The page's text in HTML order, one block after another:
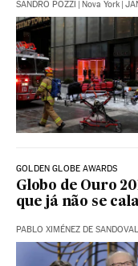
SANDRO POZZI | Nova York |
GOLDEN GLOBE AWARDS
Globo de Ouro
que já não se
PABLO XIMÉNEZ DE SANDOVAL